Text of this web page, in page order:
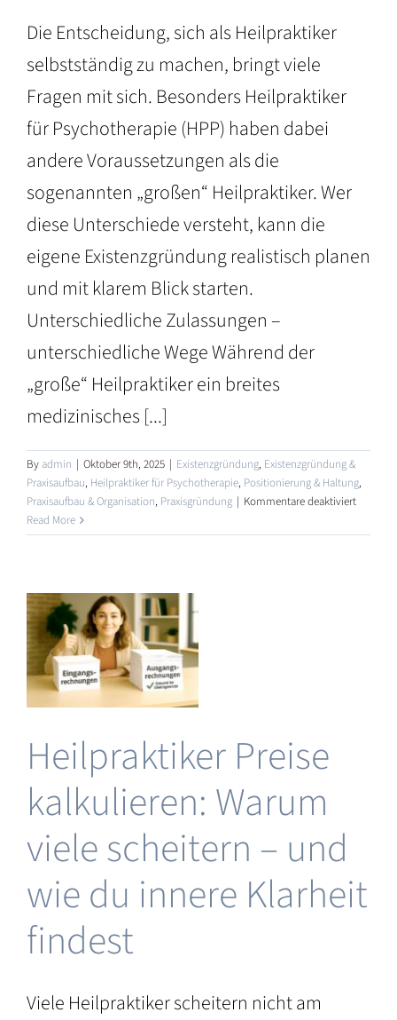
Die Entscheidung, sich als Heilpraktiker
selbstständig zu machen, bringt viele
Fragen mit sich. Besonders Heilpraktiker
für Psychotherapie (HPP) haben dabei
andere Voraussetzungen als die
sogenannten „großen“ Heilpraktiker. Wer
diese Unterschiede versteht, kann die
eigene Existenzgründung realistisch planen
und mit klarem Blick starten.
Unterschiedliche Zulassungen –
unterschiedliche Wege Während der
„große“ Heilpraktiker ein breites
medizinisches [...]
Byadmin | Oktober 9th, 2025 | Existenzgründung, Existenzgründung &
Praxisaufbau, Heilpraktiker für Psychotherapie, Positionierung & Haltung,
Praxisaufbau & Organisation, Praxisgründung | Kommentare deaktiviertfür
als
Read More
Heilpraktiker Preise
kalkulieren: Warum
viele scheitern – und
wie du innere Klarheit
findest
Viele Heilpraktiker scheitern nicht am